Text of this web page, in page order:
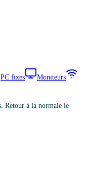
PC fixes
Moniteurs
Retour à la normale le